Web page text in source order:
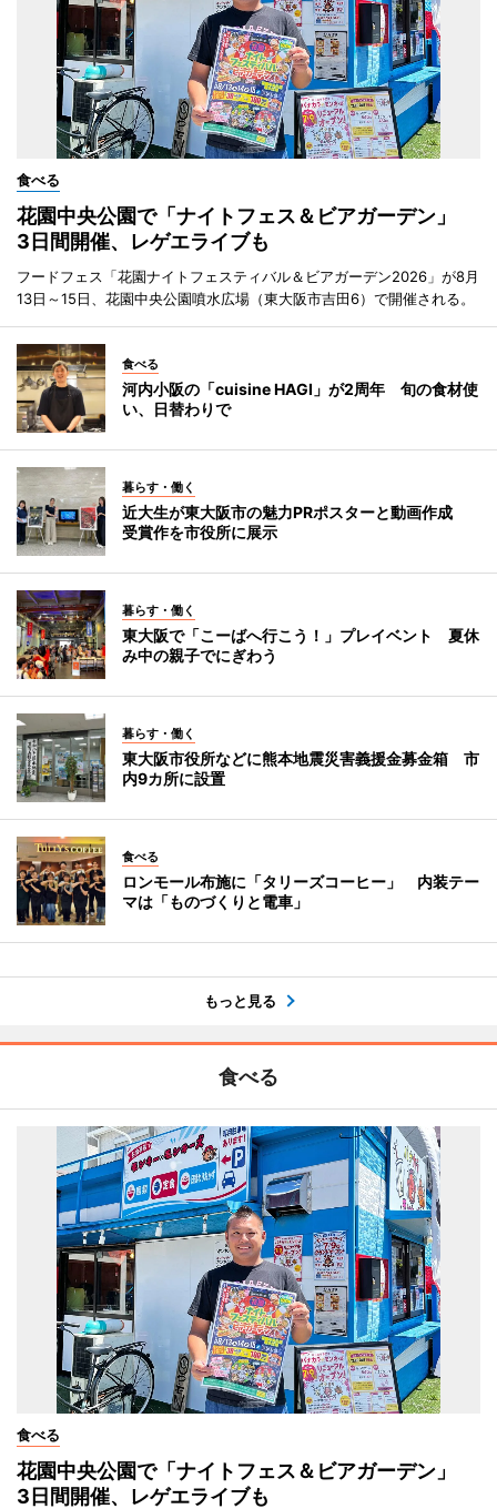
食べる
花園中央公園で「ナイトフェス＆ビアガーデン」
3日間開催、レゲエライブも
フードフェス「花園ナイトフェスティバル＆ビアガーデン2026」が8月
13日～15日、花園中央公園噴水広場（東大阪市吉田6）で開催される。
食べる
河内小阪の「cuisine HAGI」が2周年 旬の食材使
い、日替わりで
暮らす・働く
近大生が東大阪市の魅力PRポスターと動画作成
受賞作を市役所に展示
暮らす・働く
東大阪で「こーばへ行こう！」プレイベント 夏休
み中の親子でにぎわう
暮らす・働く
東大阪市役所などに熊本地震災害義援金募金箱 市
内9カ所に設置
食べる
ロンモール布施に「タリーズコーヒー」 内装テー
マは「ものづくりと電車」
もっと見る
食べる
食べる
花園中央公園で「ナイトフェス＆ビアガーデン」
3日間開催、レゲエライブも